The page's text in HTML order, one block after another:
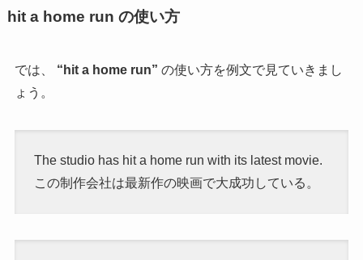
hit a home run の使い方
では、 “hit a home run” の使い方を例文で見ていきまし
ょう。
The studio has hit a home run with its latest movie.
この制作会社は最新作の映画で大成功している。